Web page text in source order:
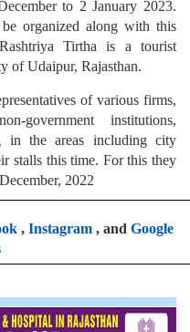
to 2 January 2023.
organized along with this
Tirtha is a tourist
of Udaipur, Rajasthan.
of various firms,
government institutions,
in the areas including city
stalls this time. For this they
2022
, Instagram, and Google